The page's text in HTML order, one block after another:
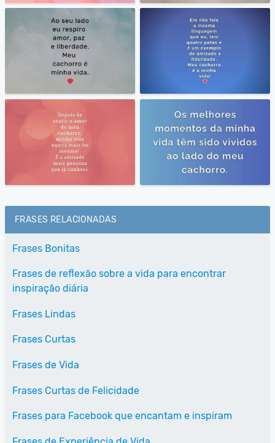
FRASES RELACIONADAS
Frases Bonitas
Frases de reflexão sobre a vida para encontrar
inspiração diária
Frases Lindas
Frases Curtas
Frases de Vida
Frases Curtas de Felicidade
Frases para Facebook que encantam e inspiram